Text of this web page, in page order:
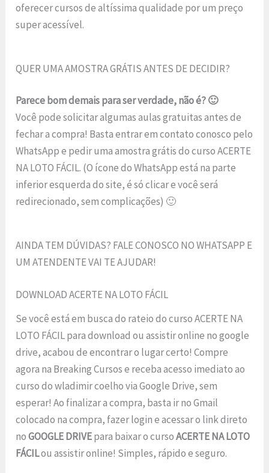
oferecer cursos de altíssima qualidade por um preço
super acessível.
QUER UMA AMOSTRA GRÁTIS ANTES DE DECIDIR?
Parece bom demais para ser verdade, não é? 🙂
Você pode solicitar algumas aulas gratuitas antes de
fechar a compra! Basta entrar em contato conosco pelo
WhatsApp e pedir uma amostra grátis do curso ACERTE
NA LOTO FÁCIL. (O ícone do WhatsApp está na parte
inferior esquerda do site, é só clicar e você será
redirecionado, sem complicações) 🙂
AINDA TEM DÚVIDAS? FALE CONOSCO NO WHATSAPP E
UM ATENDENTE VAI TE AJUDAR!
DOWNLOAD ACERTE NA LOTO FÁCIL
Se você está em busca do rateio do curso ACERTE NA
LOTO FÁCIL para download ou assistir online no google
drive, acabou de encontrar o lugar certo! Compre
agora na Breaking Cursos e receba acesso imediato ao
curso do wladimir coelho via Google Drive, sem
esperar! Ao finalizar a compra, basta ir no Gmail
colocado na compra, fazer login e acessar o link direto
noGOOGLE DRIVEpara baixar o cursoACERTE NA LOTO
FÁCILou assistir online! Simples, rápido e seguro.